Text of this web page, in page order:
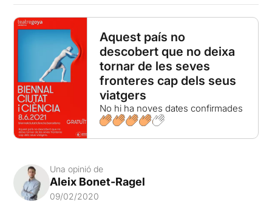
Aquest país no
descobert que no deixa
tornar de les seves
fronteres cap dels seus
viatgers
No hi ha noves dates confirmades
Una opinió de
Aleix Bonet-Ragel
09/02/2020